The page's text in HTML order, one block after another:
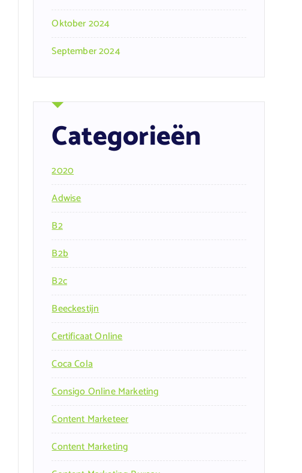
Oktober 2024
September 2024
Categorieën
2020
Adwise
B2
B2b
B2c
Beeckestijn
Certificaat Online
Coca Cola
Consigo Online Marketing
Content Marketeer
Content Marketing